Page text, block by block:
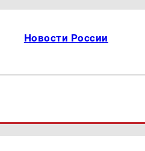
Новости России